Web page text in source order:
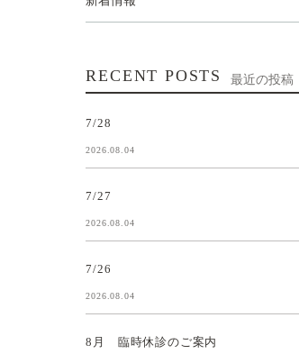
RECENT POSTS 最近の投稿
7/28
2026.08.04
7/27
2026.08.04
7/26
2026.08.04
8月 臨時休診のご案内